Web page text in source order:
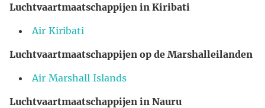
Luchtvaartmaatschappijen in Kiribati
Air Kiribati
Luchtvaartmaatschappijen op de Marshalleilanden
Air Marshall Islands
Luchtvaartmaatschappijen in Nauru